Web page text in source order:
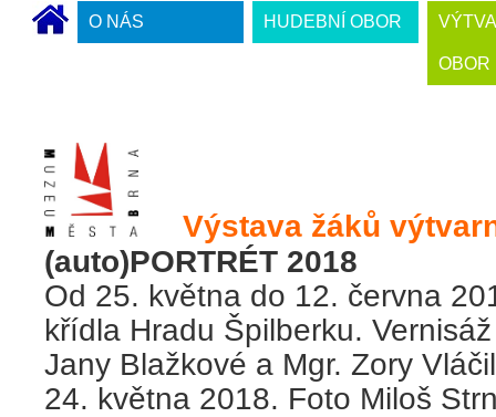
O NÁS HUDEBNÍ OBOR
OBOR
Výstava žáků
(auto)PORTRÉT 2018
Od 25. května do 12. června
křídla Hradu Špilberku.
Jany Blažkové a Mgr. Zory
24. května 2018. Foto Miloš